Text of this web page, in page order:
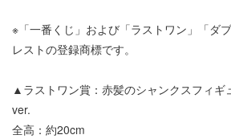
※「一番くじ」および「ラストワン」「ダ
レストの登録商標です。
▲ラストワン賞：赤髪のシャンクスフィギ
ver.
全高：約20cm